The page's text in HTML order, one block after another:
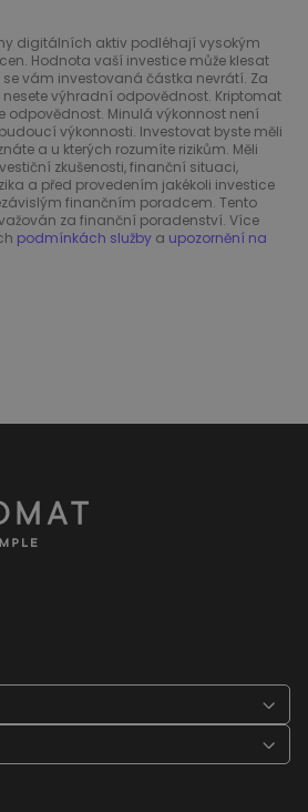
digitálních aktiv podléhají vysokým
Hodnota vaší investice může klesat
se vám investovaná částka nevrátí. Za
výhradní odpovědnost. Kriptomat
odpovědnost. Minulá výkonnost není
výkonnosti. Investovat byste měli
a u kterých rozumíte rizikům. Měli
zkušenosti, finanční situaci,
a před provedením jakékoli investice
finančním poradcem. Tento
za finanční poradenství. Více
podmínkách služby a upozornění na